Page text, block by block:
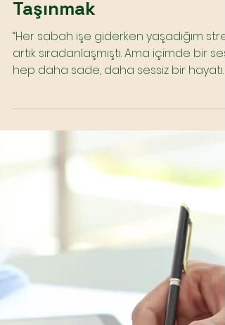
Hayatını Hafiflet:
İstanbul’dan Dıraç’a
“Her sabah işe giderken yaşadığım
artık sıradanlaşmıştı. Ama içimde bir ses
hep daha sade, daha sessiz bir hayatı
arıyordu…” Bu...